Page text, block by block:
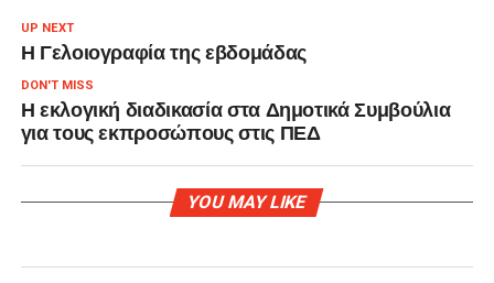
UP NEXT
Η Γελοιογραφία της εβδομάδας
DON'T MISS
Η εκλογική διαδικασία στα Δημοτικά Συμβούλια
για τους εκπροσώπους στις ΠΕΔ
YOU MAY LIKE